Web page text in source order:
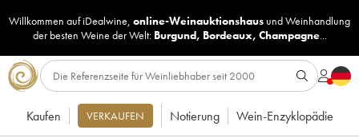
Willkommen auf iDealwine, online-Weinauktionshaus undWeinhandlung
der besten Weine der Welt: Burgund, Bordeaux, Champagne...
Kaufen VERKAUFEN Notierung Wein-Enzyklopädie